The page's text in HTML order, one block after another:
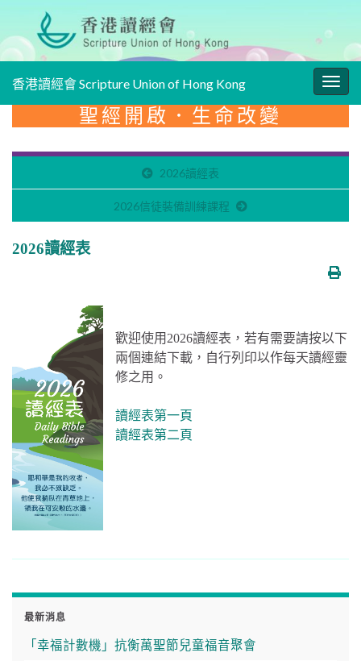
香港讀經會 Scripture Union of Hong Kong
聖經開啟．生命改變
2026讀經表
2026信徒裝備訓練課程
2026讀經表
歡迎使用2026讀經表，若有需要請按以下
兩個連結下載，自行列印以作每天讀經靈
修之用。
讀經表第一頁
讀經表第二頁
最新消息
「幸福計數機」抗衡萬聖節兒童福音聚會